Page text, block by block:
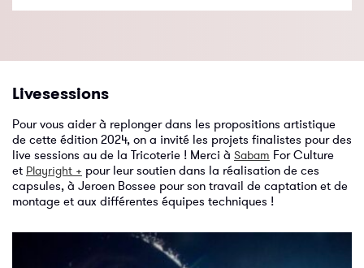
Livesessions
Pour vous aider à replonger dans les propositions artistique
de cette édition 2024, on a invité les projets finalistes pour des
live sessions au de la Tricoterie ! Merci à Sabam For Culture
et Playright + pour leur soutien dans la réalisation de ces
capsules, à Jeroen Bossee pour son travail de captation et de
montage et aux différentes équipes techniques !